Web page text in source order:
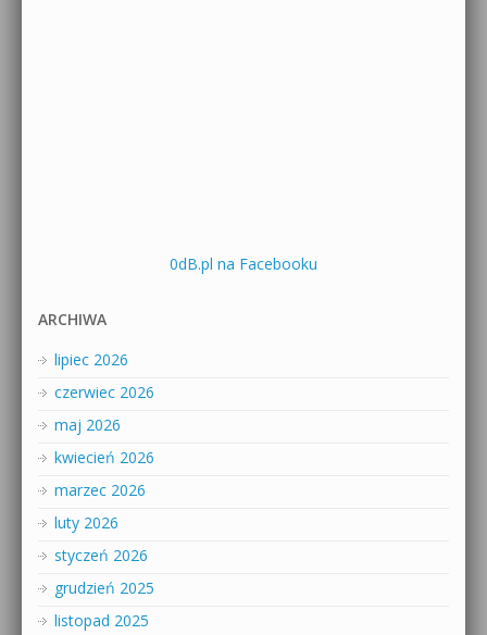
0dB.pl na Facebooku
ARCHIWA
lipiec 2026
czerwiec 2026
maj 2026
kwiecień 2026
marzec 2026
luty 2026
styczeń 2026
grudzień 2025
listopad 2025